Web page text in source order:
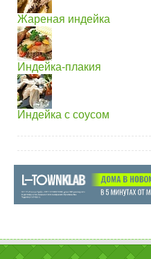
Жареная индейка
Индейка-плакия
Индейка с соусом